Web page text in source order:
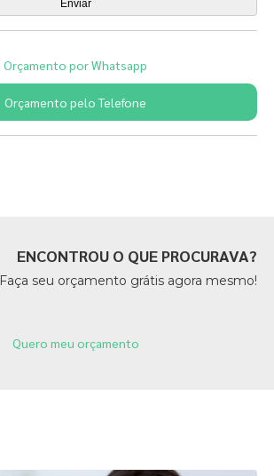
Orçamento por Whatsapp
Orçamento pelo Telefone
ENCONTROU O QUE PROCURAVA?
Faça seu orçamento grátis agora mesmo!
Quero meu orçamento